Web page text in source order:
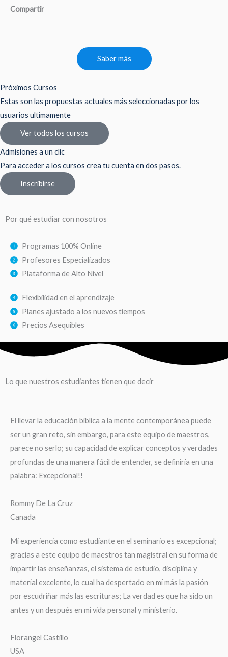
Compartir
Saber más
Próximos Cursos
Estas son las propuestas actuales más seleccionadas por los
usuarios ultimamente
Ver todos los cursos
Admisiones a un clic
Para acceder a los cursos crea tu cuenta en dos pasos.
Inscribirse
Por qué estudiar con nosotros
Programas 100% Online
Profesores Especializados
Plataforma de Alto Nivel
Flexibilidad en el aprendizaje
Planes ajustado a los nuevos tiempos
Precios Asequibles
Lo que nuestros estudiantes tienen que decir
El llevar la educación bíblica a la mente contemporánea puede
ser un gran reto, sin embargo, para este equipo de maestros,
parece no serlo; su capacidad de explicar conceptos y verdades
profundas de una manera fácil de entender, se definiría en una
palabra: Excepcional!!
Rommy De La Cruz
Canada
Mi experiencia como estudiante en el seminario es excepcional;
gracias a este equipo de maestros tan magistral en su forma de
impartir las enseñanzas, el sistema de estudio, disciplina y
material excelente, lo cual ha despertado en mí más la pasión
por escudriñar más las escrituras; La verdad es que ha sido un
antes y un después en mi vida personal y ministerio.
Florangel Castillo
USA